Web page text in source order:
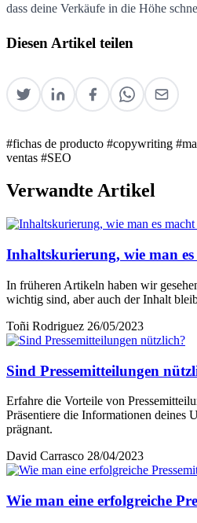
dass deine Verkäufe in die Höhe
Diesen Artikel teilen
#fichas de producto #copywriting
ventas #SEO
Verwandte Artikel
Inhaltskurierung, wie man
In früheren Artikeln haben wir
wichtig sind, aber auch der Inhalt
Toñi Rodriguez 26/05/2023
Sind Pressemitteilungen
Erfahre die Vorteile von
Präsentiere die Informationen deines
prägnant.
David Carrasco 28/04/2023
Wie man eine erfolgreiche